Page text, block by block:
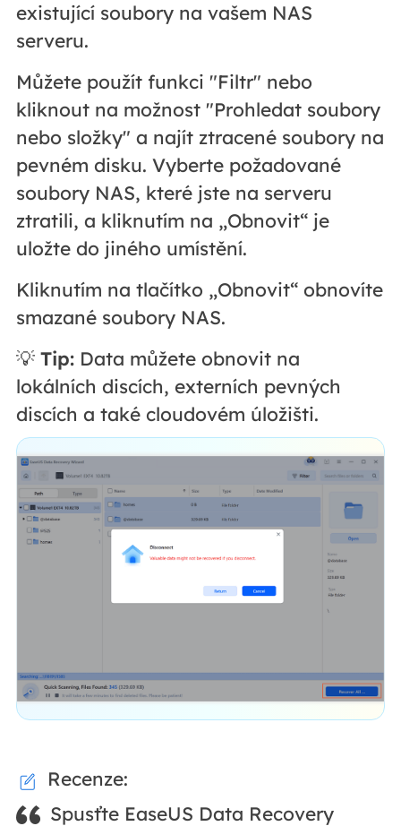
existující soubory na vašem NAS
serveru.
Můžete použít funkci "Filtr" nebo
kliknout na možnost "Prohledat soubory
nebo složky" a najít ztracené soubory na
pevném disku. Vyberte požadované
soubory NAS, které jste na serveru
ztratili, a kliknutím na „Obnovit“ je
uložte do jiného umístění.
Kliknutím na tlačítko „Obnovit“ obnovíte
smazané soubory NAS.
💡 Tip:Data můžete obnovit na
lokálních discích, externích pevných
discích a také cloudovém úložišti.
Recenze:
Spusťte EaseUS Data Recovery